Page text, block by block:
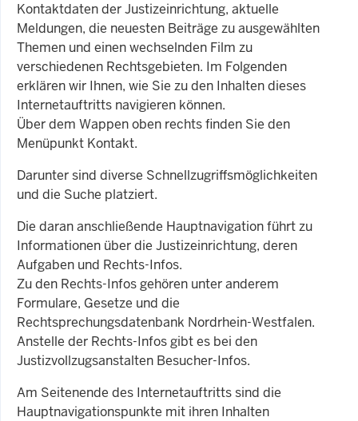
Kontaktdaten der Justizeinrichtung, aktuelle
Meldungen, die neuesten Beiträge zu ausgewählten
Themen und einen wechselnden Film zu
verschiedenen Rechtsgebieten. Im Folgenden
erklären wir Ihnen, wie Sie zu den Inhalten dieses
Internetauftritts navigieren können.
Über dem Wappen oben rechts finden Sie den
Menüpunkt Kontakt.
Darunter sind diverse Schnellzugriffsmöglichkeiten
und die Suche platziert.
Die daran anschließende Hauptnavigation führt zu
Informationen über die Justizeinrichtung, deren
Aufgaben und Rechts-Infos.
Zu den Rechts-Infos gehören unter anderem
Formulare, Gesetze und die
Rechtsprechungsdatenbank Nordrhein-Westfalen.
Anstelle der Rechts-Infos gibt es bei den
Justizvollzugsanstalten Besucher-Infos.
Am Seitenende des Internetauftritts sind die
Hauptnavigationspunkte mit ihren Inhalten